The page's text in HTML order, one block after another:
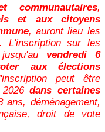
communautaires,
et aux citoyens
, auront lieu les
L'inscription sur les
vendredi 6
aux élections
peut être
2026dans certaines
ans, déménagement,
droit de vote